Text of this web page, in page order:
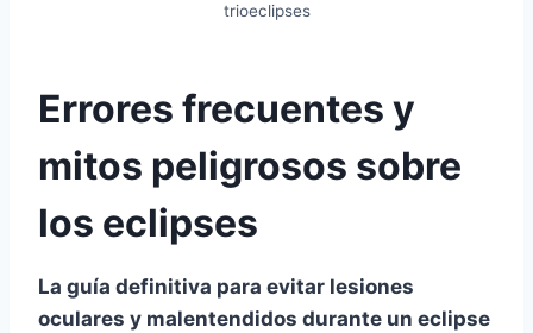
trioeclipses
Errores frecuentes y
mitos peligrosos sobre
los eclipses
La guía definitiva para evitar lesiones
oculares y malentendidos durante un eclipse